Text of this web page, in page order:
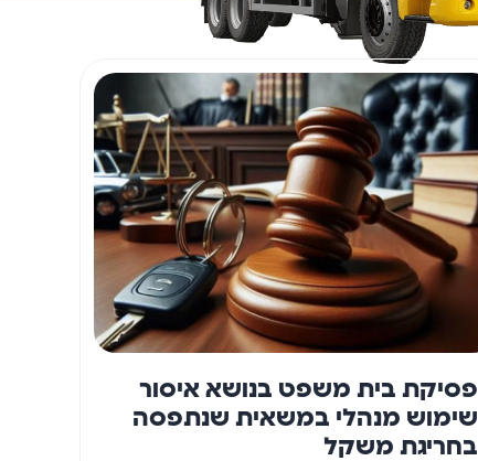
פסיקת בית משפט בנושא איסור
שימוש מנהלי במשאית שנתפסה
בחריגת משקל